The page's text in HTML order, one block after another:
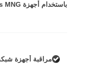
باستخدام أجهزة Labris MNG , من السهل القيام بما يلي
مراقبة أجهزة